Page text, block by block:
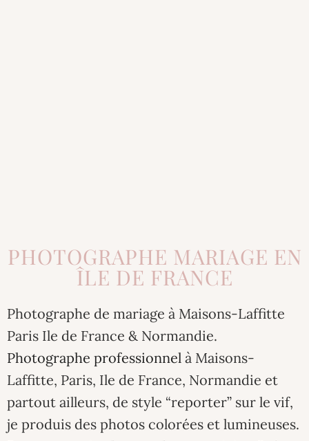
PHOTOGRAPHE MARIAGE EN
ÎLE DE FRANCE
Photographe de mariage à Maisons-Laffitte
Paris Ile de France & Normandie.
Photographe professionnel à Maisons-
Laffitte, Paris, Ile de France, Normandie et
partout ailleurs, de style “reporter” sur le vif,
je produis des photos colorées et lumineuses.